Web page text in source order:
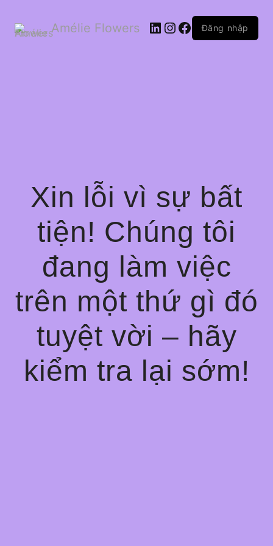
Amélie Flowers LinkedIn
Instagram
Facebook
Đăng nhập
Xin lỗi vì sự bất
tiện! Chúng tôi
đang làm việc
trên một thứ gì đó
tuyệt vời – hãy
kiểm tra lại sớm!